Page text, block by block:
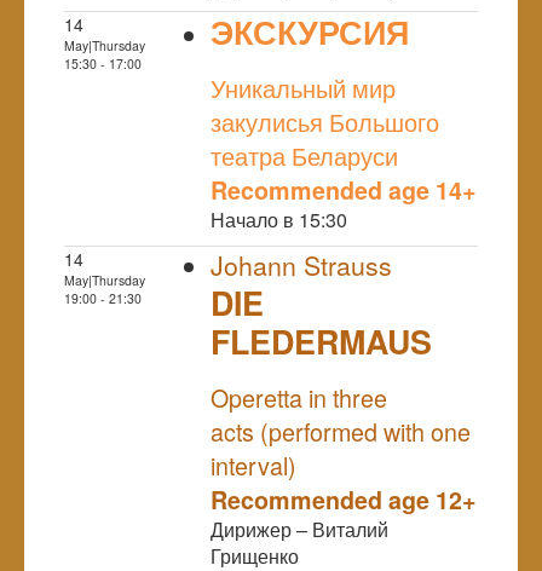
14
May|Thursday
15:30 - 17:00
ЭКСКУРСИЯ
Уникальный мир
закулисья Большого
театра Беларуси
Recommended age 14+
Начало в 15:30
14
May|Thursday
19:00 - 21:30
Johann Strauss
DIE
FLEDERMAUS
Operetta in three
acts (performed with one
interval)
Recommended age 12+
Дирижер – Виталий
Грищенко